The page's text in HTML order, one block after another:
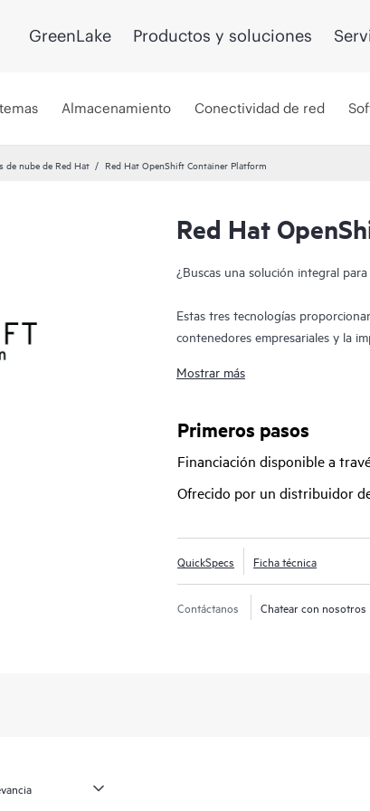
GreenLake Productos y soluciones
Almacenamiento Conectividad de red
de nube de Red Hat Red Hat OpenShift Container Platform
Red Hat
¿Buscas una solución integral
Estas tres tecnologías
contenedores empresariales y la
La plataforma de contenedores
soluciones HPE ProLiant,
Red Hat Ansible Automation®
ayudar en la ejecución del código
contenedores de Red Hat
persistente integrado y
Mostrar más
Primeros pasos
Financiación disponible a
Ofrecido por un distribuidor
QuickSpecs Ficha técnica
Contáctanos Chatear con nosotros